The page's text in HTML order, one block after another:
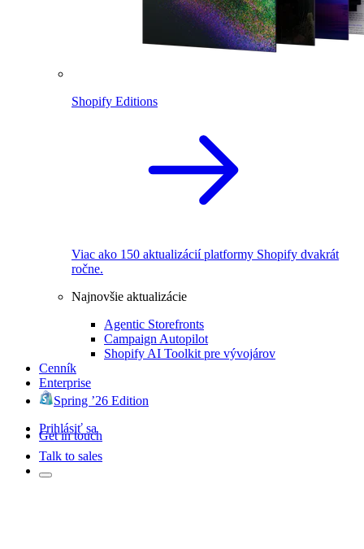
Shopify Editions
Viac ako 150 aktualizácií platformy Shopify dvakrát
ročne.
Najnovšie aktualizácie
Agentic Storefronts
Campaign Autopilot
Shopify AI Toolkit pre vývojárov
Cenník
Enterprise
Spring ’26 Edition
Prihlásiť sa
Get in touch
Talk to sales